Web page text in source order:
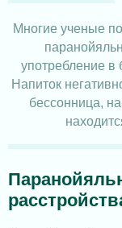
Многие ученые
употребление в
Напиток
бессонница,